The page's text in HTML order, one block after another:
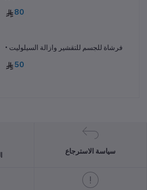
80
• فرشاة للجسم للتقشير وازالة السيلوليت
50
سياسة الاسترجاع